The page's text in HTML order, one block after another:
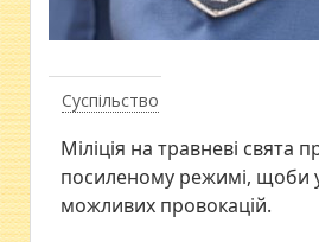
Суспільство
Міліція на травневі свята
посиленому режимі, щоби
можливих провокацій.